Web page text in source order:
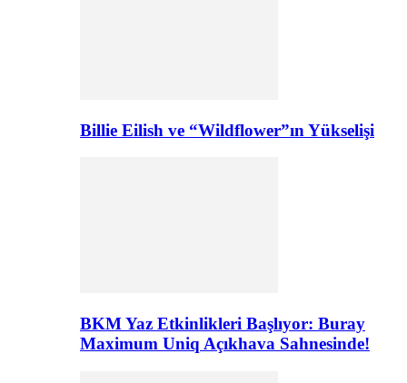
Billie Eilish ve “Wildflower”ın Yükselişi
BKM Yaz Etkinlikleri Başlıyor: Buray
Maximum Uniq Açıkhava Sahnesinde!